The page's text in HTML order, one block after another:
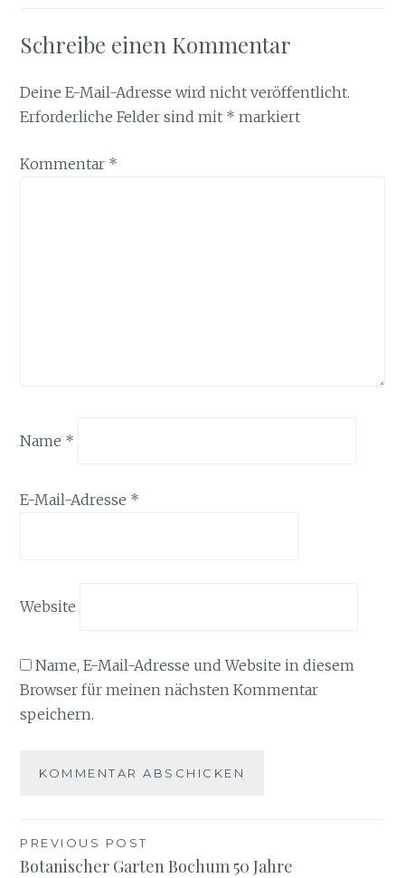
Schreibe einen Kommentar
Deine E-Mail-Adresse wird nicht veröffentlicht.
Erforderliche Felder sind mit * markiert
Kommentar *
Name *
E-Mail-Adresse *
Website
Name, E-Mail-Adresse und Website in diesem
Browser für meinen nächsten Kommentar
speichern.
Beitragsnavigation
PREVIOUS POST
Botanischer Garten Bochum 50 Jahre